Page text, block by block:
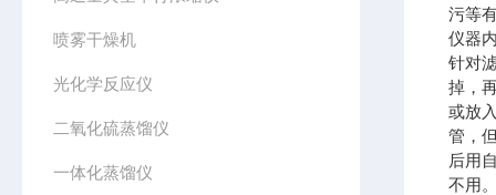
喷雾干燥机
光化学反应仪
二氧化硫蒸馏仪
一体化蒸馏仪
污等
仪器
针对
掉，
或放
管，
后用
不用